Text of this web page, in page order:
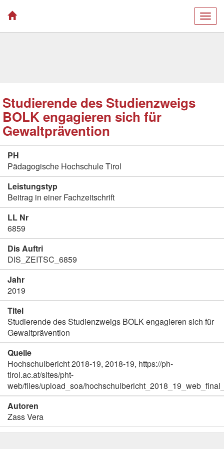
Studierende des Studienzweigs
BOLK engagieren sich für
Gewaltprävention
PH
Pädagogische Hochschule Tirol
Leistungstyp
Beitrag in einer Fachzeitschrift
LL Nr
6859
Dis Auftri
DIS_ZEITSC_6859
Jahr
2019
Titel
Studierende des Studienzweigs BOLK engagieren sich für
Gewaltprävention
Quelle
Hochschulbericht 2018-19, 2018-19, https://ph-
tirol.ac.at/sites/pht-
web/files/upload_soa/
Autoren
Zass Vera